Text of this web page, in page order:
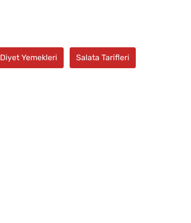
Diyet Yemekleri Salata Tarifleri